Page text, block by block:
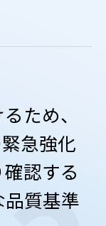
類を準備しておく
了し、速やかにタ